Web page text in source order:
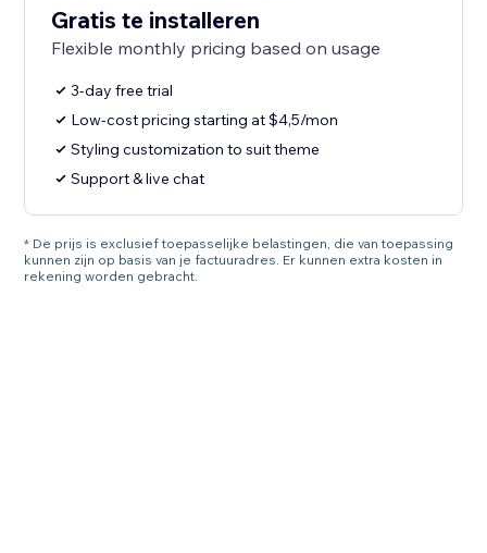
Gratis te installeren
Flexible monthly pricing based on usage
3-day free trial
Low-cost pricing starting at $4,5/mon
Styling customization to suit theme
Support & live chat
* De prijs is exclusief toepasselijke belastingen, die van toepassing
kunnen zijn op basis van je factuuradres. Er kunnen extra kosten in
rekening worden gebracht.